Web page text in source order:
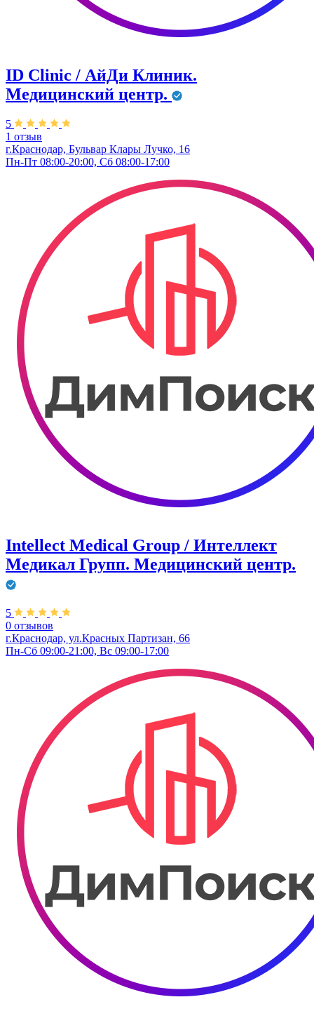
ID Clinic / АйДи Клиник.
Медицинский центр.
5
1 отзыв
г.Краснодар, Бульвар ​Клары Лучко, 16
Пн-Пт 08:00-20:00, Сб 08:00-17:00
Intellect Medical Group / Интеллект
Медикал Групп. Медицинский центр.
5
0 отзывов
г.Краснодар, ул.Красных Партизан, 66
Пн-Сб 09:00-21:00, Вс 09:00-17:00